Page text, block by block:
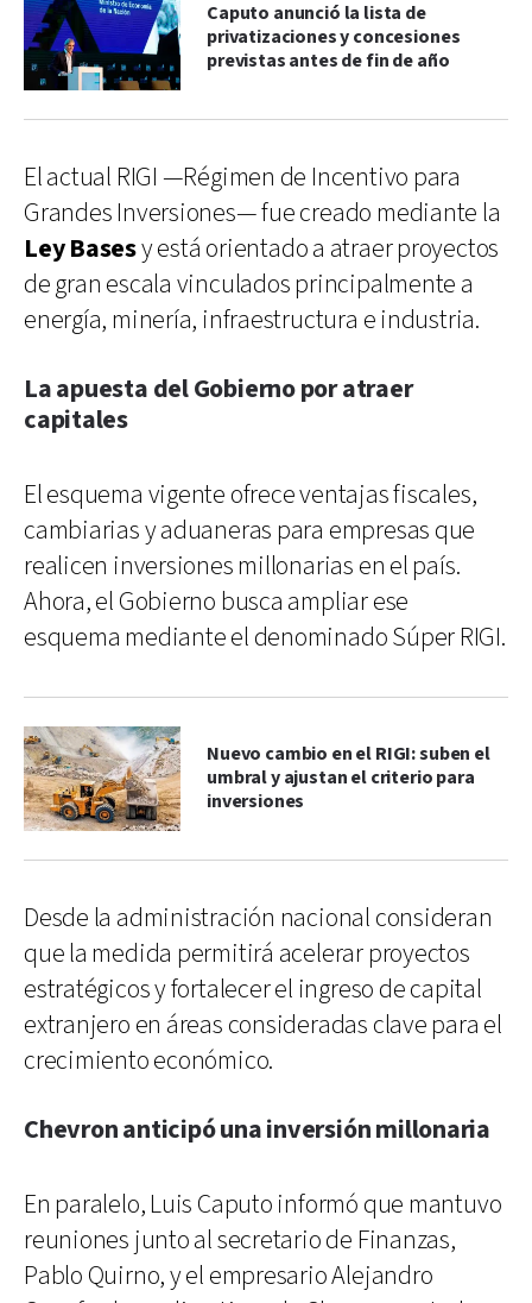
Caputo anunció la lista de
privatizaciones y concesiones
previstas antes de fin de año
El actual RIGI —Régimen de Incentivo para
Grandes Inversiones— fue creado mediante la
Ley Basesy está orientado a atraer proyectos
de gran escala vinculados principalmente a
energía, minería, infraestructura e industria.
La apuesta del Gobierno por atraer
capitales
El esquema vigente ofrece ventajas fiscales,
cambiarias y aduaneras para empresas que
realicen inversiones millonarias en el país.
Ahora, el Gobierno busca ampliar ese
esquema mediante el denominado Súper RIGI.
Nuevo cambio en el RIGI: suben el
umbral y ajustan el criterio para
inversiones
Desde la administración nacional consideran
que la medida permitirá acelerar proyectos
estratégicos y fortalecer el ingreso de capital
extranjero en áreas consideradas clave para el
crecimiento económico.
Chevron anticipó una inversión millonaria
En paralelo, Luis Caputo informó que mantuvo
reuniones junto al secretario de Finanzas,
Pablo Quirno, y el empresario Alejandro